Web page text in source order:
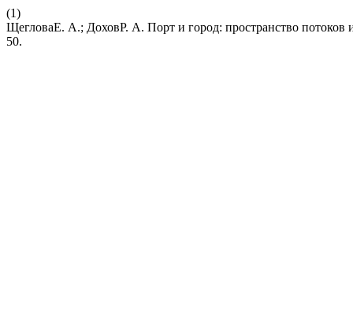
(1)
ЩегловаЕ. А.; ДоховР. А. Порт и город: пространство
50.